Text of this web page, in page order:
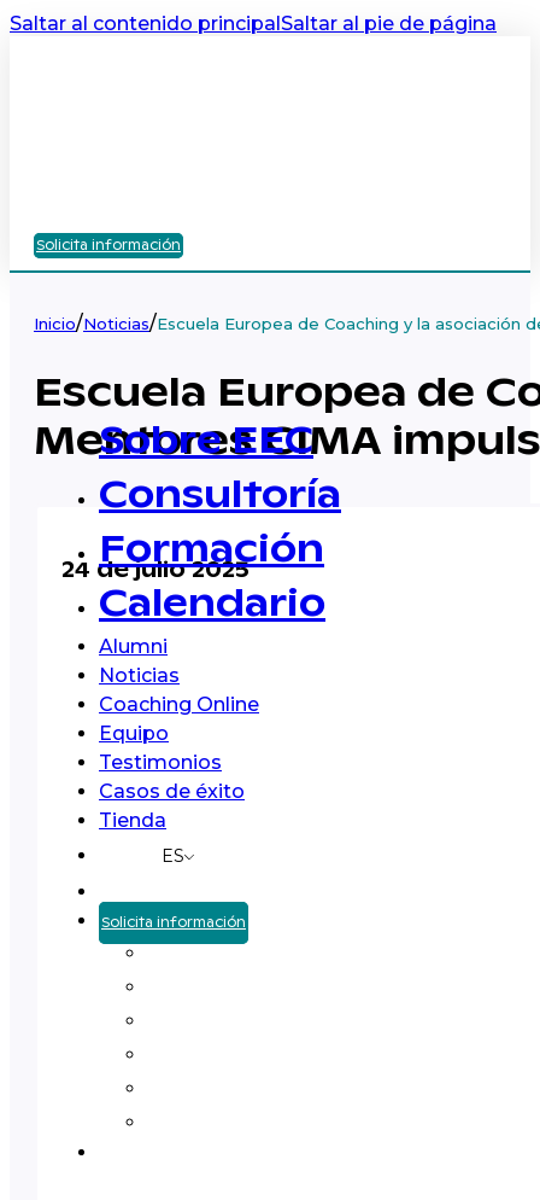
Saltar al contenido principalSaltar al pie de página
Solicita información
Sobre EEC
Consultoría
Formación
Calendario
Alumni
Noticias
Coaching Online
Equipo
Testimonios
Casos de éxito
Tienda
ES
Solicita información
Inicio/Noticias/Escuela Europea de Coaching y la asociación
Escuela Europea de
Mentores CIMA
24 de julio 2025